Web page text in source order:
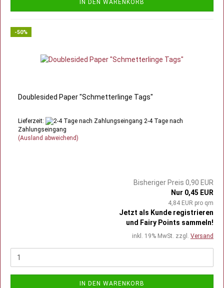
IN DEN WARENKORB
-50%
Doublesided Paper "Schmetterlinge Tags"
Lieferzeit:
2-4 Tage nach
Zahlungseingang
(Ausland abweichend)
Bisheriger Preis 0,90 EUR
Nur 0,45 EUR
4,84 EUR pro qm
Jetzt als Kunde registrieren
und Fairy Points sammeln!
inkl. 19% MwSt. zzgl. Versand
IN DEN WARENKORB